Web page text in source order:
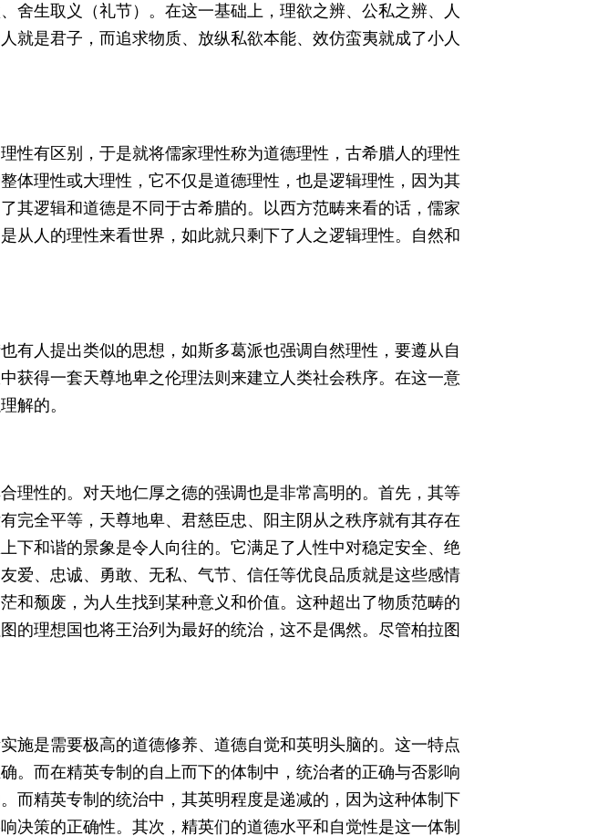
舍生取义（礼节）。在这一基础上，理欲之辨、公私之辨、人
就是君子，而追求物质、放纵私欲本能、效仿蛮夷就成了小人
性有区别，于是就将儒家理性称为道德理性，古希腊人的理性
体理性或大理性，它不仅是道德理性，也是逻辑理性，因为其
其逻辑和道德是不同于古希腊的。以西方范畴来看的话，儒家
从人的理性来看世界，如此就只剩下了人之逻辑理性。自然和
有人提出类似的思想，如斯多葛派也强调自然理性，要遵从自
获得一套天尊地卑之伦理法则来建立人类社会秩序。在这一意
解的。
理性的。对天地仁厚之德的强调也是非常高明的。首先，其等
完全平等，天尊地卑、君慈臣忠、阳主阴从之秩序就有其存在
下和谐的景象是令人向往的。它满足了人性中对稳定安全、绝
爱、忠诚、勇敢、无私、气节、信任等优良品质就是这些感情
和颓废，为人生找到某种意义和价值。这种超出了物质范畴的
的理想国也将王治列为最好的统治，这不是偶然。尽管柏拉图
施是需要极高的道德修养、道德自觉和英明头脑的。这一特点
。而在精英专制的自上而下的体制中，统治者的正确与否影响
而精英专制的统治中，其英明程度是递减的，因为这种体制下
决策的正确性。其次，精英们的道德水平和自觉性是这一体制